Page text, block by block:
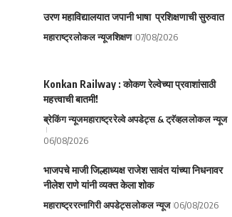
उरण महाविद्यालयात जपानी भाषा प्रशिक्षणाची सुरुवात
महाराष्ट्रलोकल न्यूजशिक्षण 07/08/2026
Konkan Railway : कोकण रेल्वेच्या प्रवाशांसाठी
महत्त्वाची बातमी!
ब्रेकिंग न्यूजमहाराष्ट्ररेल्वे अपडेट्स & ट्रॅव्हललोकल न्यूज
06/08/2026
भाजपचे माजी जिल्हाध्यक्ष राजेश सावंत यांच्या निधनावर
नीलेश राणे यांनी व्यक्त केला शोक
महाराष्ट्ररत्नागिरी अपडेट्सलोकल न्यूज 06/08/2026